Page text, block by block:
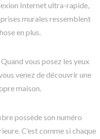
Internet ultra-rapide,
murales ressemblent
en plus.
vous posez les yeux
venez de découvrir une
maison.
possède son numéro
C’est comme si chaque